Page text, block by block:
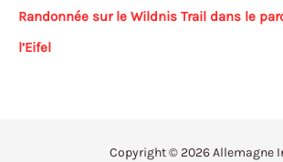
Randonnée sur le Wildnis Trail dans le
l’Eifel
Copyright © 2026 Allemagne